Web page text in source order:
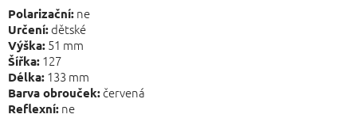
Polarizační: ne
Určení:dětské
Výška: 51 mm
Šířka: 127
Délka: 133 mm
Barva obrouček: červená
Reflexní: ne